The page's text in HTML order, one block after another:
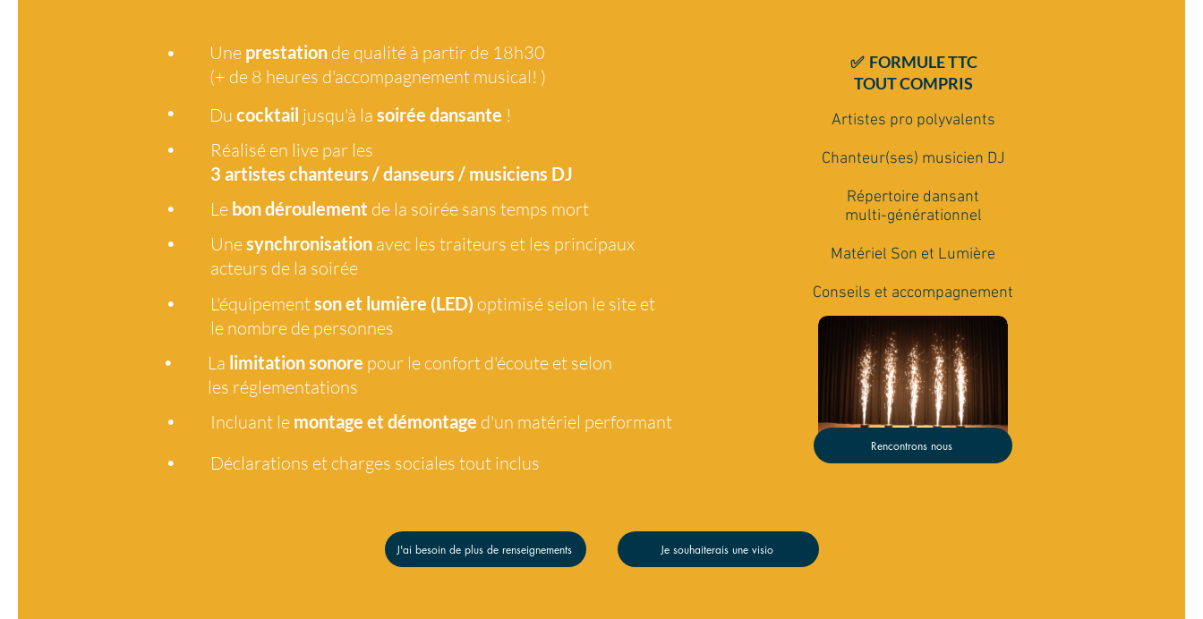
• Une prestation de qualité à partir de 18h30
(+ de 8 heures d'accompagnement musical! )
•
Du cocktail jusqu'à la soirée dansante !
•
Réalisé en live par les
3 artistes chanteurs / danseurs / musiciens DJ
• Le bon déroulement de la soirée sans temps mort
•
Unesynchronisation avec les traiteurs et les principaux
acteurs de la soirée
•
L'équipementson et lumière (LED) optimisé selon le site et
le nombre de personnes
•
La limitation sonore pour le confort d'écoute et selon
les réglementations
•
Incluant le montage et démontage d'un matériel performant
•
Déclarations et charges sociales tout inclus
✅ FORMULE TTC
TOUT COMPRIS
Artistes pro polyvalents
Chanteur(ses) musicien DJ
Répertoire dansant
multi-générationnel
Matériel Son et Lumière
Conseils et accompagnement
Rencontrons nous
J'ai besoin de plus de renseignements Je souhaiterais une visio